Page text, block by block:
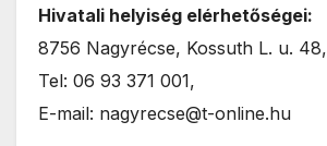
Hivatali helyiség elérhetőségei:
8756 Nagyrécse, Kossuth L. u. 48,
Tel: 06 93 371 001,
E-mail: nagyrecse@t-online.hu